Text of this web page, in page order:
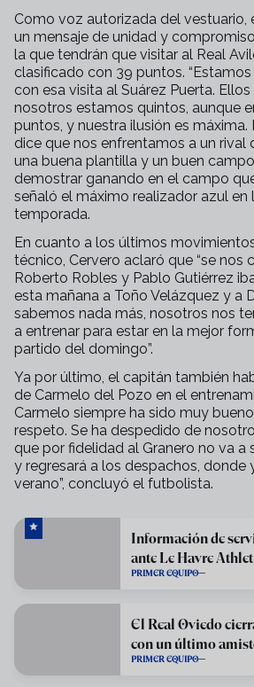
Como voz autorizada del vestuario,
un mensaje de unidad y
la que tendrán que visitar al Real
clasificado con 39 puntos.
con esa visita al Suárez Puerta.
nosotros estamos quintos, aunque
puntos, y nuestra ilusión es
dice que nos enfrentamos a un rival
una buena plantilla y un buen
demostrar ganando en el campo
señaló el máximo realizador azul en
temporada.
En cuanto a los últimos
técnico, Cervero aclaró que “se nos
Roberto Robles y Pablo Gutiérrez
esta mañana a Toño Velázquez y a
sabemos nada más, nosotros nos
a entrenar para estar en la mejor
partido del domingo”.
Ya por último, el capitán también
de Carmelo del Pozo en el
Carmelo siempre ha sido muy
respeto. Se ha despedido de
que por fidelidad al Granero no va a
y regresará a los despachos, donde
verano”, concluyó el futbolista.
Información de
ante Le Havre
PRIMER EQUIPO
El Real Oviedo
con un último
Havre
PRIMER EQUIPO